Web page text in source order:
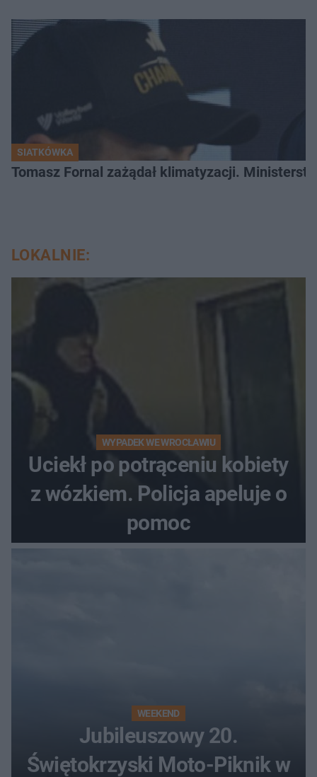
SIATKÓWKA
Tomasz Fornal zażądał klimatyzacji.
LOKALNIE:
WYPADEK WE WROCŁAWIU
Uciekł po potrąceniu kobiety
z wózkiem. Policja apeluje o
pomoc
WEEKEND
Jubileuszowy 20.
Świętokrzyski Moto-Piknik w